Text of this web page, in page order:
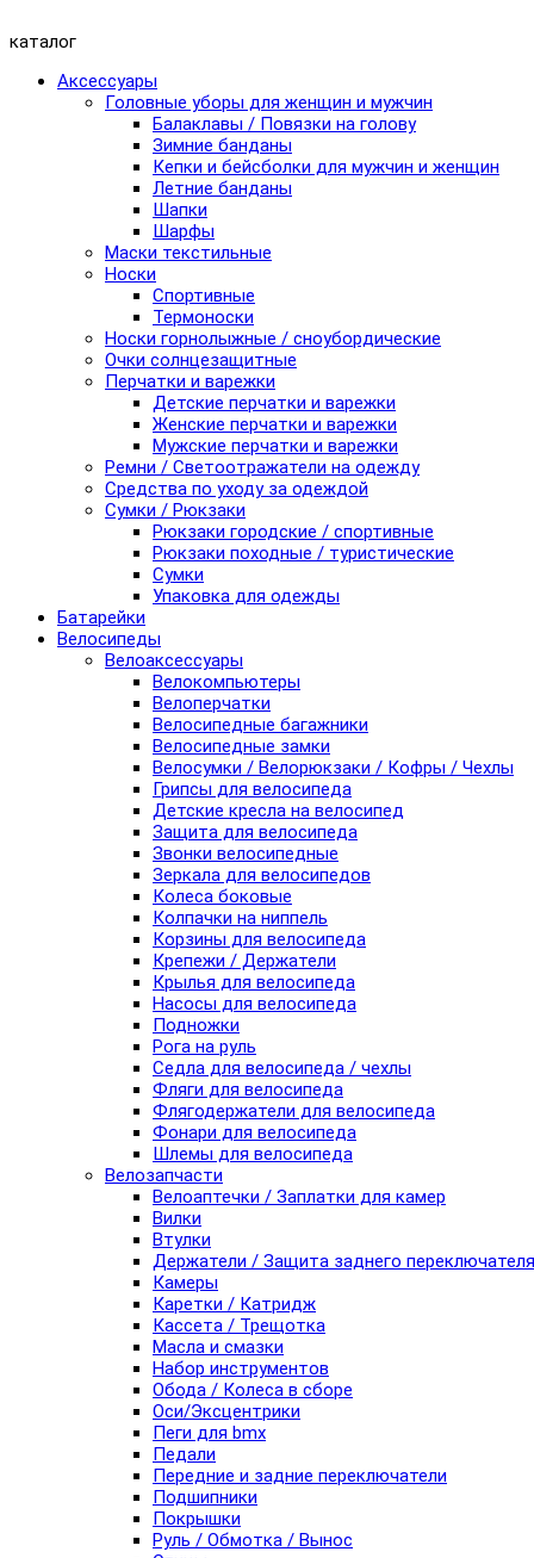
каталог
Аксессуары
Головные уборы для женщин и мужчин
Балаклавы / Повязки на голову
Зимние банданы
Кепки и бейсболки для мужчин и женщин
Летние банданы
Шапки
Шарфы
Маски текстильные
Носки
Спортивные
Термоноски
Носки горнолыжные / сноубордические
Очки солнцезащитные
Перчатки и варежки
Детские перчатки и варежки
Женские перчатки и варежки
Мужские перчатки и варежки
Ремни / Светоотражатели на одежду
Средства по уходу за одеждой
Сумки / Рюкзаки
Рюкзаки городские / спортивные
Рюкзаки походные / туристические
Сумки
Упаковка для одежды
Батарейки
Велосипеды
Велоаксессуары
Велокомпьютеры
Велоперчатки
Велосипедные багажники
Велосипедные замки
Велосумки / Велорюкзаки / Кофры / Чехлы
Грипсы для велосипеда
Детские кресла на велосипед
Защита для велосипеда
Звонки велосипедные
Зеркала для велосипедов
Колеса боковые
Колпачки на ниппель
Корзины для велосипеда
Крепежи / Держатели
Крылья для велосипеда
Насосы для велосипеда
Подножки
Рога на руль
Седла для велосипеда / чехлы
Фляги для велосипеда
Флягодержатели для велосипеда
Фонари для велосипеда
Шлемы для велосипеда
Велозапчасти
Велоаптечки / Заплатки для камер
Вилки
Втулки
Держатели / Защита заднего переключателя
Камеры
Каретки / Катридж
Кассета / Трещотка
Масла и смазки
Набор инструментов
Обода / Колеса в сборе
Оси/Эксцентрики
Пеги для bmx
Педали
Передние и задние переключатели
Подшипники
Покрышки
Руль / Обмотка / Вынос